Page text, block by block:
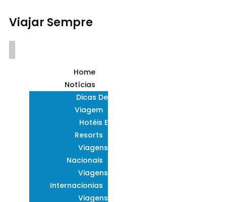
Viajar Sempre
Home
Notícias
Dicas De
Viagem
Hotéis E
Resorts
Viagens
Nacionais
Viagens
Internacionias
Viagens